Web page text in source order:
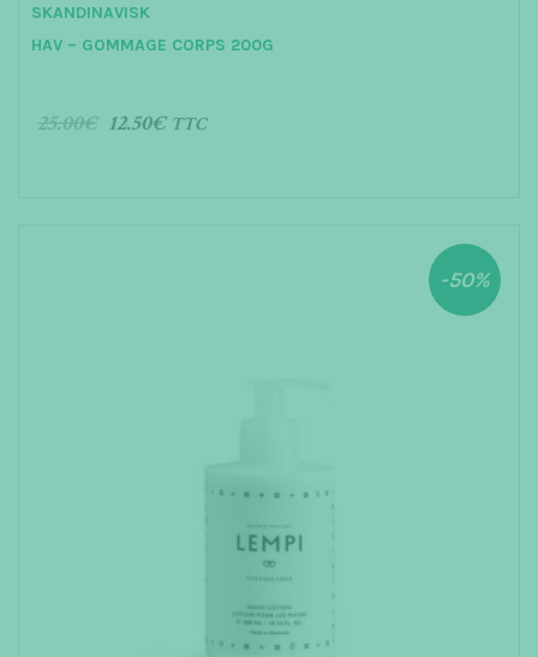
out of 5
SKANDINAVISK
HAV – GOMMAGE CORPS 200G
25.00€ 12.50€ TTC
-50%